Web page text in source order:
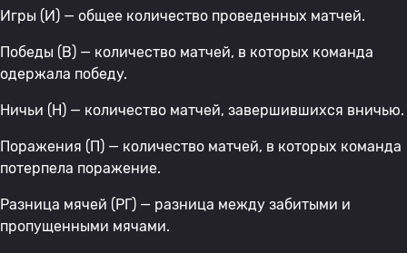
Игры (И) — общее количество проведенных матчей.
Победы (В) — количество матчей, в которых команда
одержала победу.
Ничьи (Н) — количество матчей, завершившихся вничью.
Поражения (П) — количество матчей, в которых команда
потерпела поражение.
Разница мячей (РГ) — разница между забитыми и
пропущенными мячами.